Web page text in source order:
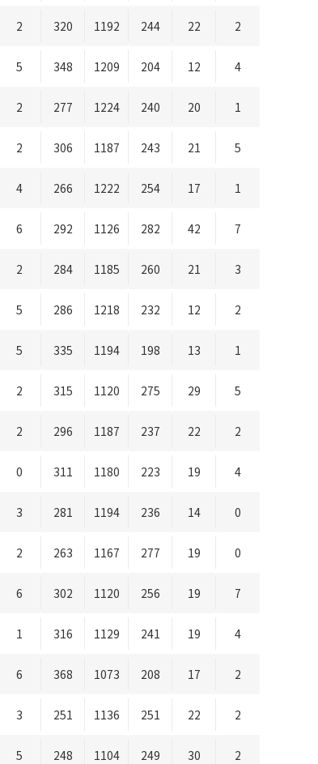
2 320 1192 244 22 2
5 348 1209 204 12 4
2 277 1224 240 20 1
2 306 1187 243 21 5
4 266 1222 254 17 1
6 292 1126 282 42 7
2 284 1185 260 21 3
5 286 1218 232 12 2
5 335 1194 198 13 1
2 315 1120 275 29 5
2 296 1187 237 22 2
0 311 1180 223 19 4
3 281 1194 236 14 0
2 263 1167 277 19 0
6 302 1120 256 19 7
1 316 1129 241 19 4
6 368 1073 208 17 2
3 251 1136 251 22 2
5 248 1104 249 30 2